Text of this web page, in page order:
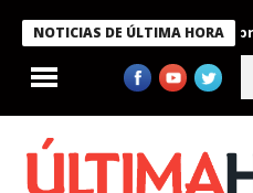
NOTICIAS DE ÚLTIMA HORA
Bukele condecora a miembros